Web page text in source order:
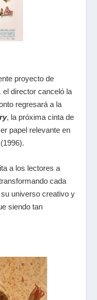
proyecto de
el director canceló la
regresará a la
, la próxima cinta de
papel relevante en
a los lectores a
cada
universo creativo y
siendo tan